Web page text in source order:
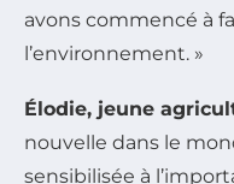
avons commencé à
l’environnement. »
Élodie, jeune
nouvelle dans le
sensibilisée à